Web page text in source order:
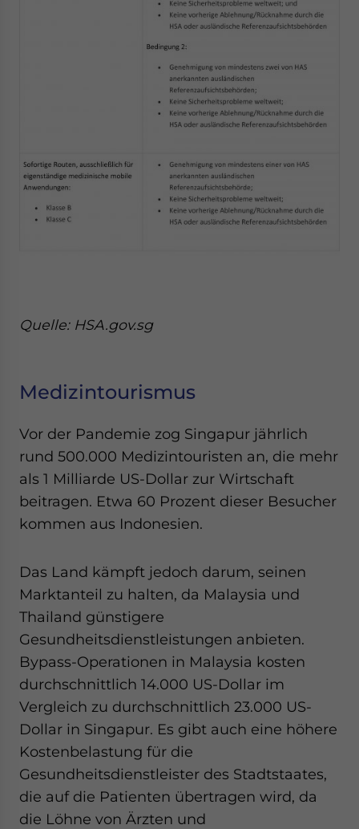
Quelle: HSA.gov.sg
Medizintourismus
Vor der Pandemie zog Singapur jährlich
rund 500.000 Medizintouristen an, die mehr
als 1 Milliarde US-Dollar zur Wirtschaft
beitragen. Etwa 60 Prozent dieser Besucher
kommen aus Indonesien.
Das Land kämpft jedoch darum, seinen
Marktanteil zu halten, da Malaysia und
Thailand günstigere
Gesundheitsdienstleistungen anbieten.
Bypass-Operationen in Malaysia kosten
durchschnittlich 14.000 US-Dollar im
Vergleich zu durchschnittlich 23.000 US-
Dollar in Singapur. Es gibt auch eine höhere
Kostenbelastung für die
Gesundheitsdienstleister des Stadtstaates,
die auf die Patienten übertragen wird, da
die Löhne von Ärzten und